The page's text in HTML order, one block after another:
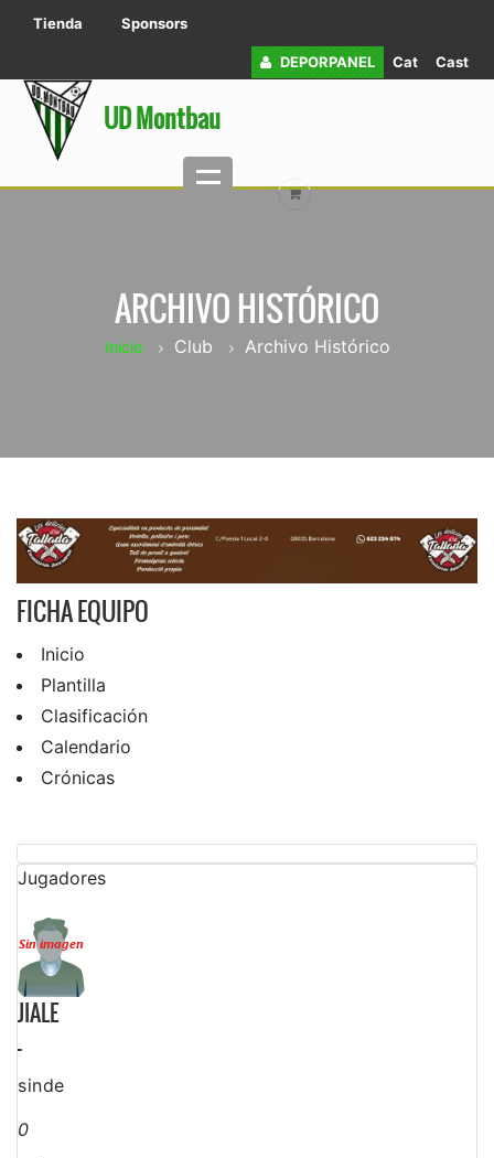
Tienda Sponsors
Cast
Cat
DEPORPANEL
UD Montbau
ARCHIVO HISTÓRICO
Inicio Club Archivo Histórico
FICHA EQUIPO
Inicio
Plantilla
Clasificación
Calendario
Crónicas
Jugadores
JIALE
-
sinde
0